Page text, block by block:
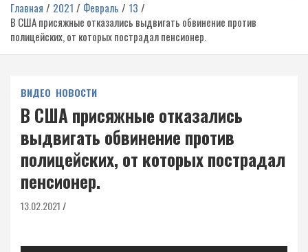
Главная 2021 Февраль
13
В США присяжные отказались выдвигать обвинение против
полицейских, от которых пострадал пенсионер.
ВИДЕО НОВОСТИ
В США присяжные отказались
выдвигать обвинение против
полицейских, от которых пострадал
пенсионер.
13.02.2021